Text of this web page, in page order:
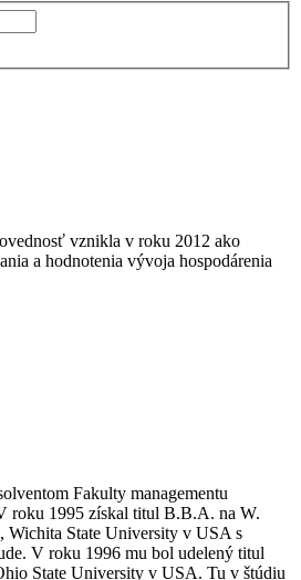
vznikla v roku 2012 ako
a hodnotenia vývoja hospodárenia
Fakulty managementu
roku 1995 získal titul B.B.A. na W.
Wichita State University v USA s
V roku 1996 mu bol udelený titul
State University v USA. Tu v štúdiu